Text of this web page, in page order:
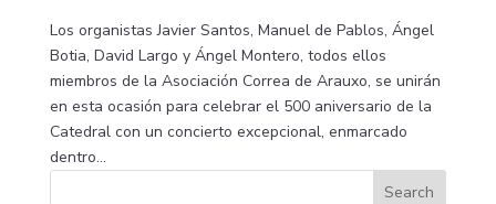
Los organistas Javier Santos, Manuel de Pablos, Ángel
Botia, David Largo y Ángel Montero, todos ellos
miembros de la Asociación Correa de Arauxo, se unirán
en esta ocasión para celebrar el 500 aniversario de la
Catedral con un concierto excepcional, enmarcado
dentro...
Search